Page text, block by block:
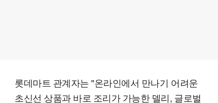
롯데마트 관계자는 "온라인에서 만나기 어려운
초신선 상품과 바로 조리가 가능한 델리, 글로벌